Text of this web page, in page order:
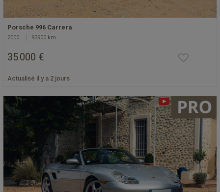
Porsche 996 Carrera
2000 93900 km
35 000 €
Actualisé il y a 2 jours